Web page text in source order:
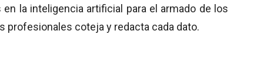
la inteligencia artificial para el armado de los
profesionales coteja y redacta cada dato.